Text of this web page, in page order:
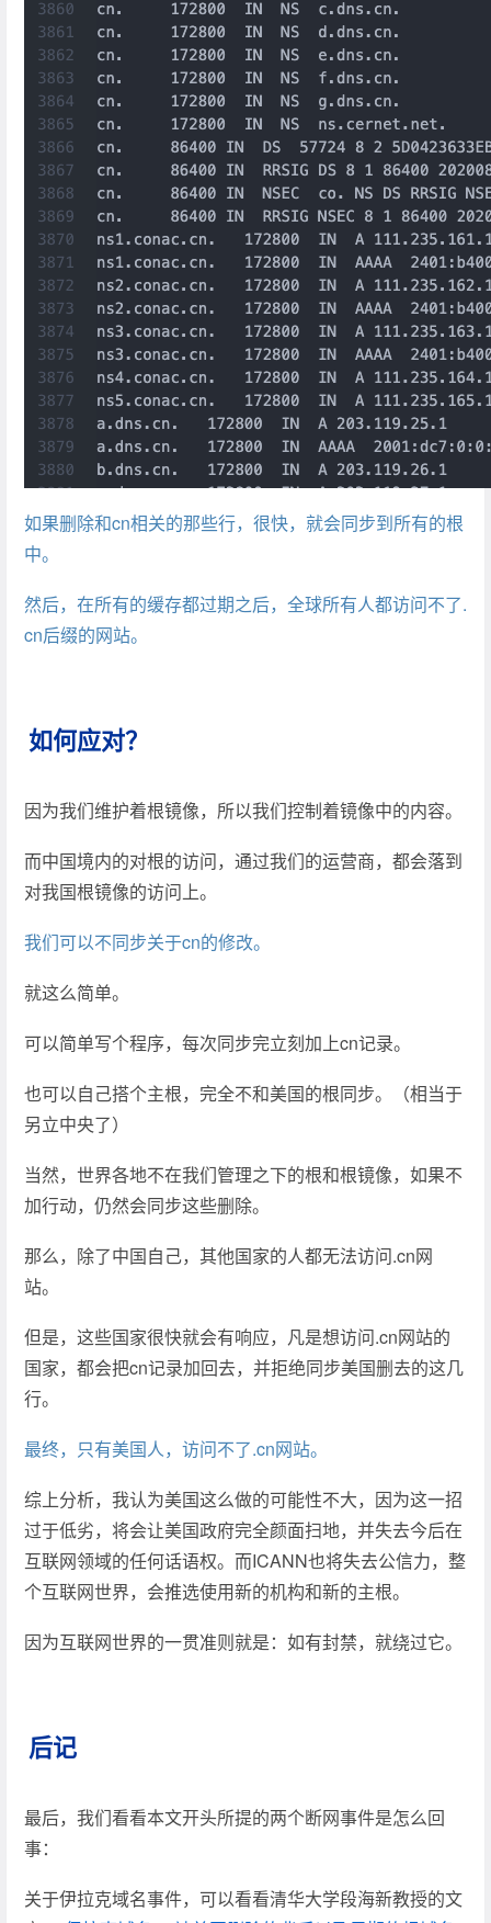
如果删除和cn相关的那些行，很快，就会同步到所有的根
中。
然后，在所有的缓存都过期之后，全球所有人都访问不了.
cn后缀的网站。
如何应对？
因为我们维护着根镜像，所以我们控制着镜像中的内容。
而中国境内的对根的访问，通过我们的运营商，都会落到
对我国根镜像的访问上。
我们可以不同步关于cn的修改。
就这么简单。
可以简单写个程序，每次同步完立刻加上cn记录。
也可以自己搭个主根，完全不和美国的根同步。（相当于
另立中央了）
当然，世界各地不在我们管理之下的根和根镜像，如果不
加行动，仍然会同步这些删除。
那么，除了中国自己，其他国家的人都无法访问.cn网
站。
但是，这些国家很快就会有响应，凡是想访问.cn网站的
国家，都会把cn记录加回去，并拒绝同步美国删去的这几
行。
最终，只有美国人，访问不了.cn网站。
综上分析，我认为美国这么做的可能性不大，因为这一招
过于低劣，将会让美国政府完全颜面扫地，并失去今后在
互联网领域的任何话语权。而ICANN也将失去公信力，整
个互联网世界，会推选使用新的机构和新的主根。
因为互联网世界的一贯准则就是：如有封禁，就绕过它。
后记
最后，我们看看本文开头所提的两个断网事件是怎么回
事：
关于伊拉克域名事件，可以看看清华大学段海新教授的文